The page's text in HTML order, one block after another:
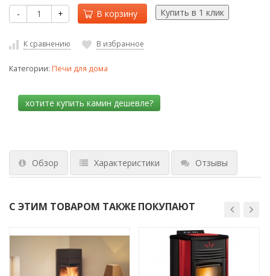
- + В корзину
К сравнению В избранное
Категории: Печи для дома
Обзор Характеристики Отзывы
С ЭТИМ ТОВАРОМ ТАКЖЕ ПОКУПАЮТ